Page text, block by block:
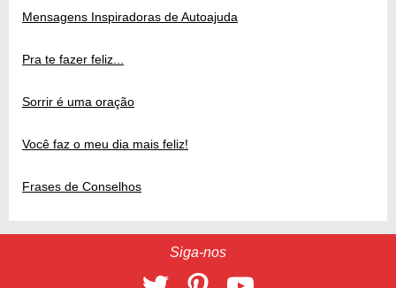
Mensagens Inspiradoras de Autoajuda
Pra te fazer feliz...
Sorrir é uma oração
Você faz o meu dia mais feliz!
Frases de Conselhos
Siga-nos